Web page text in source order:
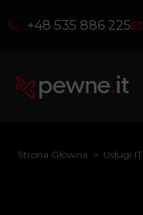
+48 535 886 225
Strona Główna > Usługi IT